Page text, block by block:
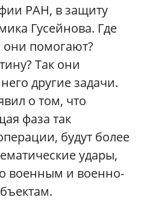
РАН, в защиту
Гусейнова. Где
они помогают?
Так они
другие задачи.
о том, что
фаза так
будут более
удары,
военным и военно-